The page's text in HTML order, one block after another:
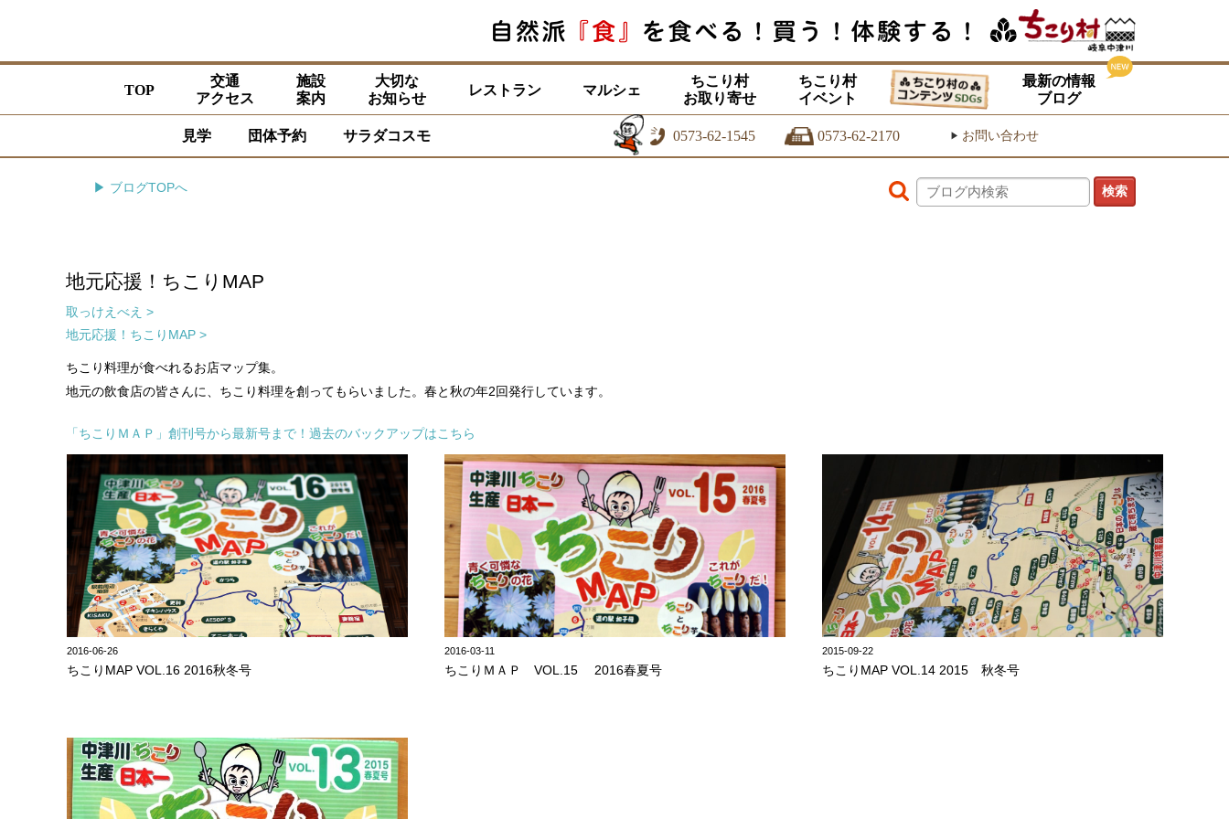
TOP
交通
アクセス
施設
案内
大切な
お知らせ
レストラン マルシェ
ちこり村
お取り寄せ
ちこり村
イベント
最新の情報
ブログ
見学 団体予約 サラダコスモ 0573-62-1545 0573-62-2170 ▶ お問い合わせ
▶ ブログTOPへ
地元応援！ちこりMAP
取っけえべえ >
地元応援！ちこりMAP >
ちこり料理が食べれるお店マップ集。
地元の飲食店の皆さんに、ちこり料理を創ってもらいました。春と秋の年2回発行しています。
「ちこりＭＡＰ」創刊号から最新号まで！過去のバックアップはこちら
2016-06-26
ちこりMAP VOL.16 2016秋冬号
2016-03-11
ちこりＭＡＰ VOL.15 2016春夏号
2015-09-22
ちこりMAP VOL.14 2015 秋冬号